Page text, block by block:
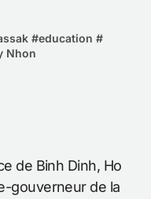
#education #
Nhon
de Binh Dinh, Ho
gouverneur de la